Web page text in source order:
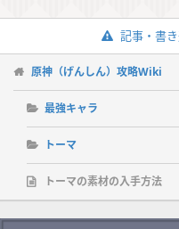
記事・書
原神（げんしん）攻略Wiki
最強キャラ
トーマ
トーマの素材の入手方法